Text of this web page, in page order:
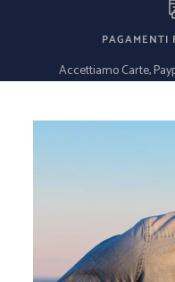
PAGAMENTI
Accettiamo Carte,
unici